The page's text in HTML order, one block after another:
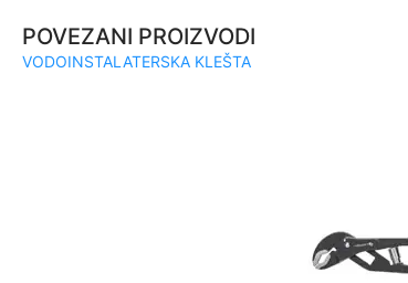
POVEZANI PROIZVODI
VODOINSTALATERSKA KLEŠTA